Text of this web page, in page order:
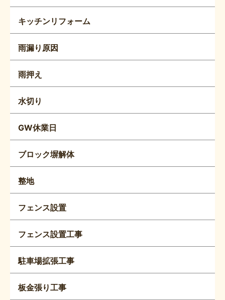
キッチンリフォーム
雨漏り原因
雨押え
水切り
GW休業日
ブロック塀解体
整地
フェンス設置
フェンス設置工事
駐車場拡張工事
板金張り工事